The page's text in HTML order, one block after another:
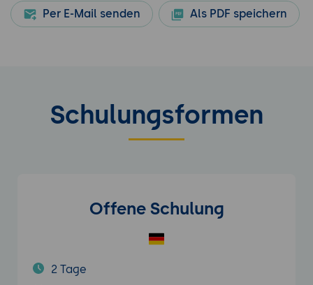
Per E-Mail senden Als PDF speichern
Schulungsformen
Offene Schulung
2 Tage